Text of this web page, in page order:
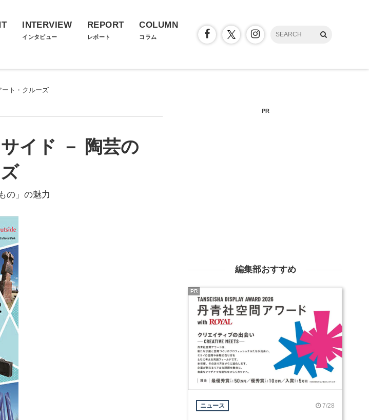
INTERVIEW
インタビュー
REPORT
レポート
COLUMN
コラム
ト・クルーズ
イド － 陶芸の
の」の魅力
PR
編集部おすすめ
ニュース 7/28
PR